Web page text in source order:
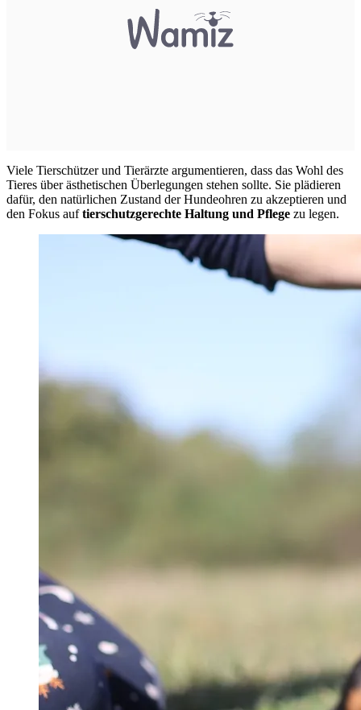
Viele Tierschützer und Tierärzte argumentieren, dass das Wohl des
Tieres über ästhetischen Überlegungen stehen sollte. Sie plädieren
dafür, den natürlichen Zustand der Hundeohren zu akzeptieren und
den Fokus auftierschutzgerechte Haltung und Pflege zu legen.